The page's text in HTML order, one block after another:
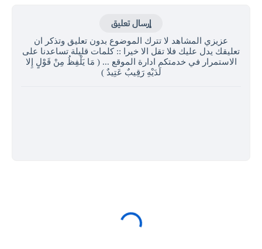
إرسال تعليق
عزيزي المشاهد لا تترك الموضوع بدون تعليق وتذكر ان
تعليقك يدل عليك فلا تقل الا خيرا :: كلمات قليلة تساعدنا على
الاستمرار في خدمتكم ادارة الموقع ... ( مَا يَلْفِظُ مِنْ قَوْلٍ إِلا
لَدَيْهِ رَقِيبٌ عَتِيدٌ )